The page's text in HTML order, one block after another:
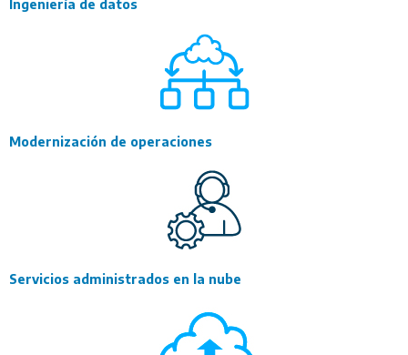
Ingeniería de datos
Modernización de operaciones
Servicios administrados en la nube